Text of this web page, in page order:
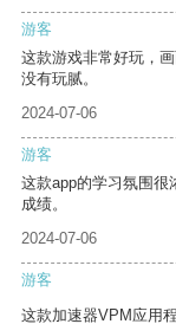
游客
这款游戏非常好玩，
没有玩腻。
2024-07-06
游客
这款app的学习氛围很
成绩。
2024-07-06
游客
这款加速器VPM应用